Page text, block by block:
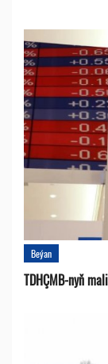
Beýan
TDHÇMB-nyň